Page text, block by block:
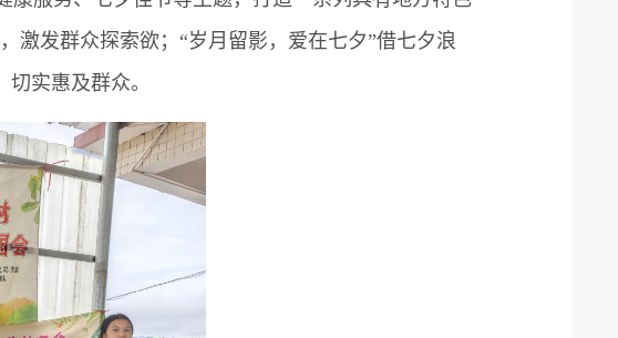
激发群众探索欲；“岁月留影，爱在七夕”借七夕浪
实惠及群众。